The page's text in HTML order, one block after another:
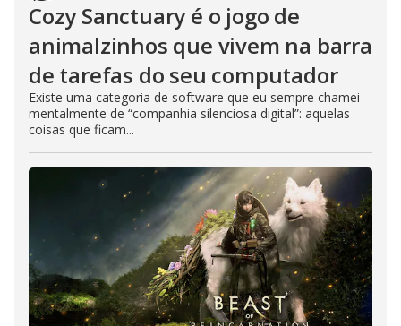
Cozy Sanctuary é o jogo de
animalzinhos que vivem na barra
de tarefas do seu computador
Existe uma categoria de software que eu sempre chamei
mentalmente de “companhia silenciosa digital”: aquelas
coisas que ficam...